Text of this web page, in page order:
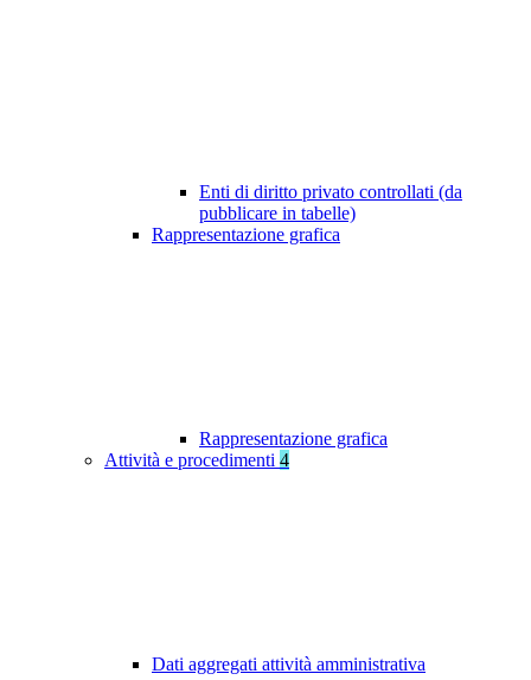
Enti di diritto privato controllati (da
pubblicare in tabelle)
Rappresentazione grafica
Rappresentazione grafica
Attività e procedimenti 4
Dati aggregati attività amministrativa